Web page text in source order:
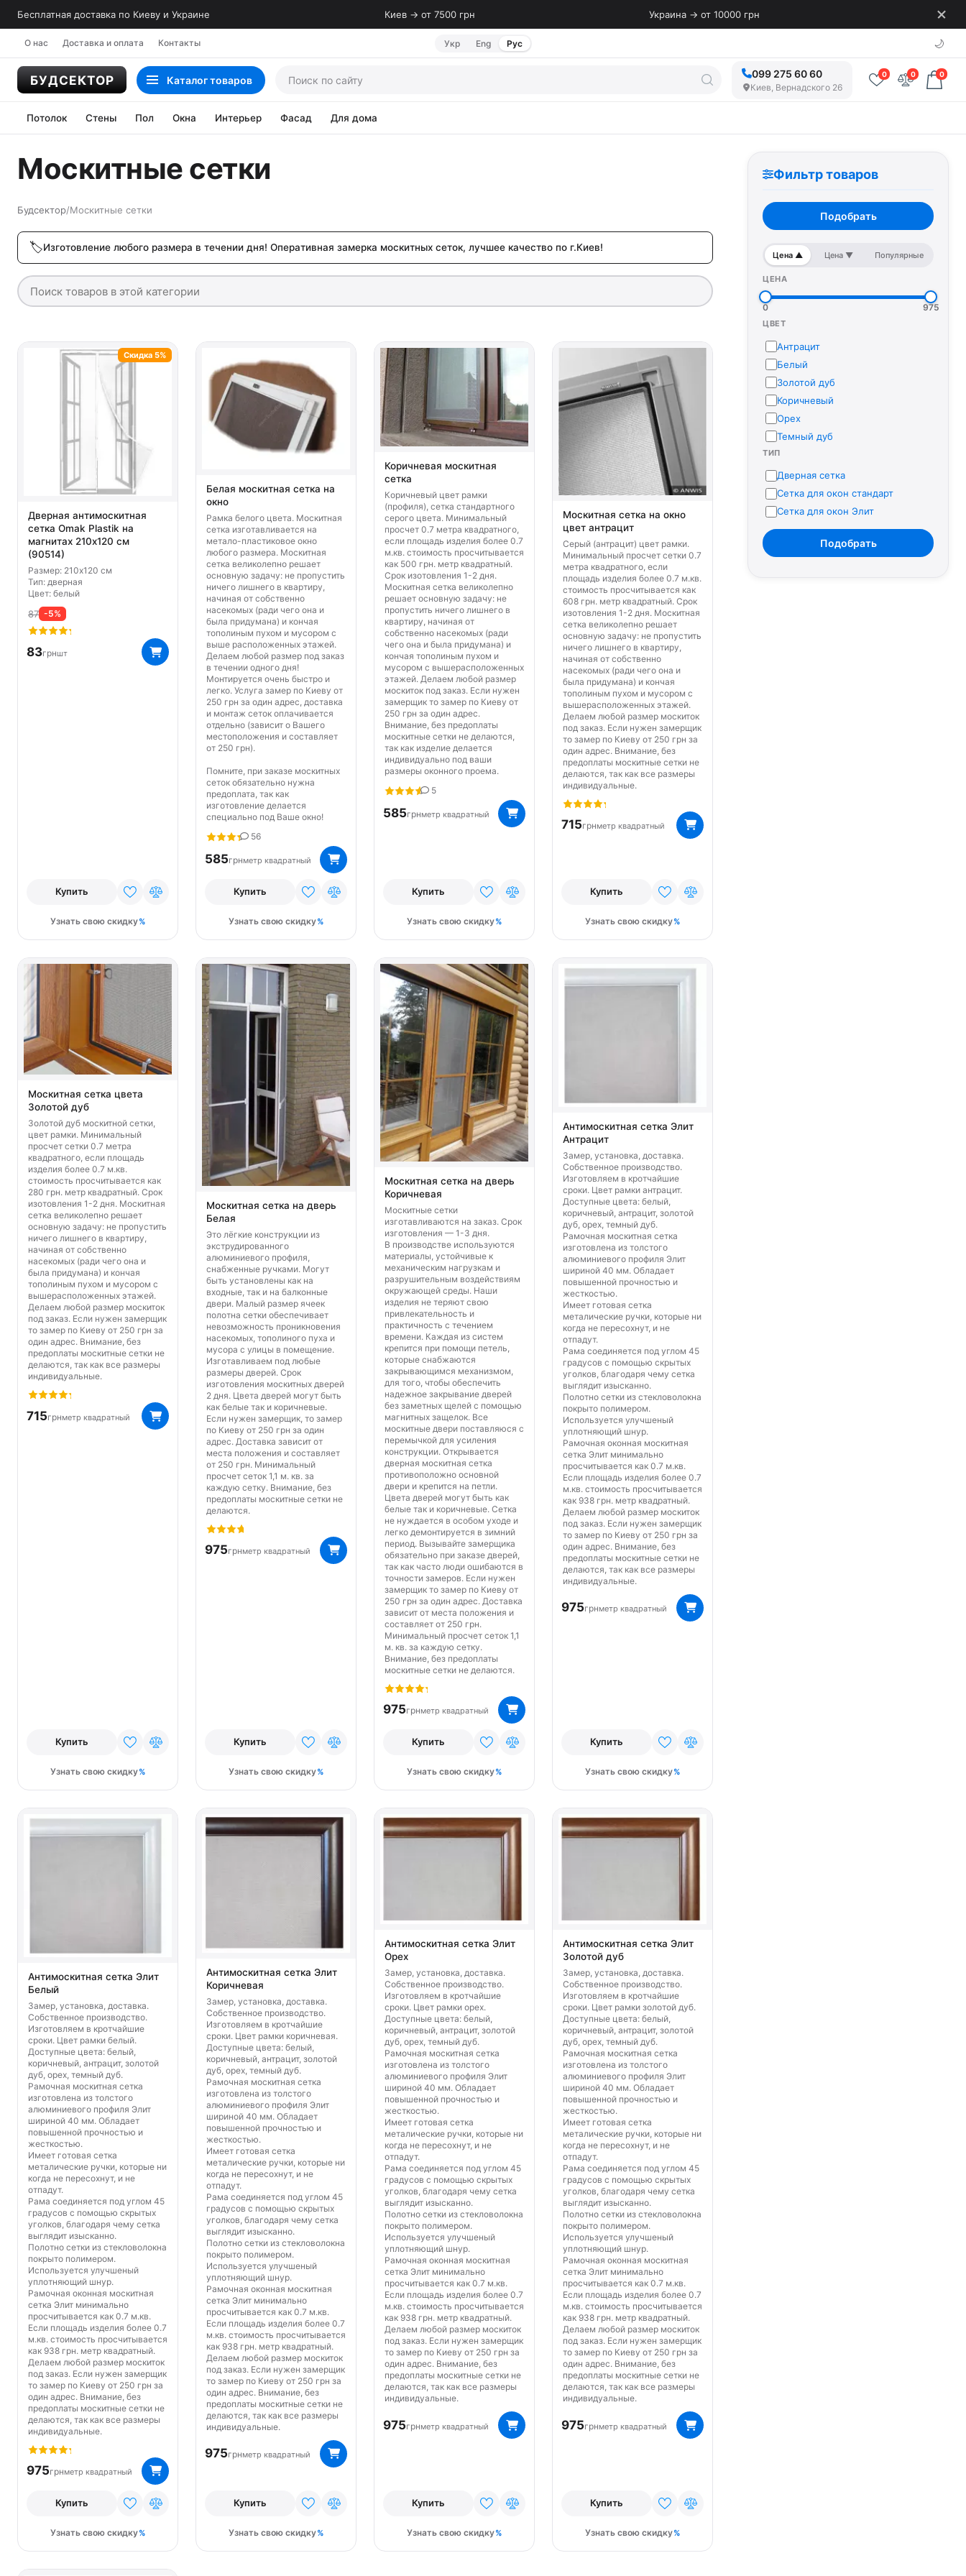
Бесплатная доставка по Киеву и Украине Киев → от 7500 грн Украина → от 10000 грн
О нас Доставка и оплата Контакты Укр Eng Рус 🌙
Каталогтоваров
099 275 60 60
Киев, Вернадского 26
0 0 0
Потолок Стены Пол Окна Интерьер Фасад Для дома
Москитные сетки
Будсектор/Москитные сетки
Изготовление любого размера в течении дня! Оперативная замерка москитных сеток, лучшее качество по г.Киев!
Дверная антимоскитная
сетка Omak Plastik на
магнитах 210x120 см
(90514)
Размер: 210x120 см
Тип: дверная
Цвет: белый
87 -5%
83грншт
Купить
Узнать свою скидку
Скидка 5%
Белая москитная сетка на
окно
Рамка белого цвета. Москитная
сетка изготавливается на
метало-пластиковое окно
любого размера. Москитная
сетка великолепно решает
основную задачу: не пропустить
ничего лишнего в квартиру,
начиная от собственно
насекомых (ради чего она и
была придумана) и кончая
тополиным пухом и мусором с
выше расположенных этажей.
Делаем любой размер под заказ
в течении одного дня!
Монтируется очень быстро и
легко. Услуга замер по Киеву от
250 грн за один адрес, доставка
и монтаж сеток оплачивается
отдельно (зависит о Вашего
местоположения и составляет
от 250 грн).
Помните, при заказе москитных
сеток обязательно нужна
предоплата, так как
изготовление делается
специально под Ваше окно!
56
585грнметр квадратный
Купить
Узнать свою скидку
Коричневая москитная
сетка
Коричневый цвет рамки
(профиля), сетка стандартного
серого цвета. Минимальный
просчет 0.7 метра квадратного,
если площадь изделия более 0.7
м.кв. стоимость просчитывается
как 500 грн. метр квадратный.
Срок изотовления 1-2 дня.
Москитная сетка великолепно
решает основную задачу: не
пропустить ничего лишнего в
квартиру, начиная от
собственно насекомых (ради
чего она и была придумана) и
кончая тополиным пухом и
мусором с вышерасположенных
этажей. Делаем любой размер
москиток под заказ. Если нужен
замерщик то замер по Киеву от
250 грн за один адрес.
Внимание, без предоплаты
москитные сетки не делаются,
так как изделие делается
индивидуально под ваши
размеры оконного проема.
5
585грнметр квадратный
Купить
Узнать свою скидку
Москитная сетка на окно
цвет антрацит
Серый (антрацит) цвет рамки.
Минимальный просчет сетки 0.7
метра квадратного, если
площадь изделия более 0.7 м.кв.
стоимость просчитывается как
608 грн. метр квадратный. Срок
изотовления 1-2 дня. Москитная
сетка великолепно решает
основную задачу: не пропустить
ничего лишнего в квартиру,
начиная от собственно
насекомых (ради чего она и
была придумана) и кончая
тополиным пухом и мусором с
вышерасположенных этажей.
Делаем любой размер москиток
под заказ. Если нужен замерщик
то замер по Киеву от 250 грн за
один адрес. Внимание, без
предоплаты москитные сетки не
делаются, так как все размеры
индивидуальные.
715грнметр квадратный
Купить
Узнать свою скидку
Москитная сетка цвета
Золотой дуб
Золотой дуб москитной сетки,
цвет рамки. Минимальный
просчет сетки 0.7 метра
квадратного, если площадь
изделия более 0.7 м.кв.
стоимость просчитывается как
280 грн. метр квадратный. Срок
изотовления 1-2 дня. Москитная
сетка великолепно решает
основную задачу: не пропустить
ничего лишнего в квартиру,
начиная от собственно
насекомых (ради чего она и
была придумана) и кончая
тополиным пухом и мусором с
вышерасположенных этажей.
Делаем любой размер москиток
под заказ. Если нужен замерщик
то замер по Киеву от 250 грн за
один адрес. Внимание, без
предоплаты москитные сетки не
делаются, так как все размеры
индивидуальные.
715грнметр квадратный
Купить
Узнать свою скидку
Москитная сетка на дверь
Белая
Это лёгкие конструкции из
экструдированного
алюминиевого профиля,
снабженные ручками. Могут
быть установлены как на
входные, так и на балконные
двери. Малый размер ячеек
полотна сетки обеспечивает
невозможность проникновения
насекомых, тополиного пуха и
мусора с улицы в помещение.
Изготавливаем под любые
размеры дверей. Срок
изготовления москитных дверей
2 дня. Цвета дверей могут быть
как белые так и коричневые.
Если нужен замерщик, то замер
по Киеву от 250 грн за один
адрес. Доставка зависит от
места положения и составляет
от 250 грн. Минимальный
просчет сеток 1,1 м. кв. за
каждую сетку. Внимание, без
предоплаты москитные сетки не
делаются.
975грнметр квадратный
Купить
Узнать свою скидку
Москитная сетка на дверь
Коричневая
Москитные сетки
изготавливаются на заказ. Срок
изготовления — 1-3 дня.
В производстве используются
материалы, устойчивые к
механическим нагрузкам и
разрушительным воздействиям
окружающей среды. Наши
изделия не теряют свою
привлекательность и
практичность с течением
времени. Каждая из систем
крепится при помощи петель,
которые снабжаются
закрывающимся механизмом,
для того, чтобы обеспечить
надежное закрывание дверей
без заметных щелей с помощью
магнитных защелок. Все
москитные двери поставляюся с
перемычкой для усиления
конструкции. Открывается
дверная москитная сетка
противоположно основной
двери и крепится на петли.
Цвета дверей могут быть как
белые так и коричневые. Сетка
не нуждается в особом уходе и
легко демонтируется в зимний
период. Вызывайте замерщика
обязательно при заказе дверей,
так как часто люди ошибаются в
точности замеров. Если нужен
замерщик то замер по Киеву от
250 грн за один адрес. Доставка
зависит от места положения и
составляет от 250 грн.
Минимальный просчет сеток 1,1
м. кв. за каждую сетку.
Внимание, без предоплаты
москитные сетки не делаются.
975грнметр квадратный
Купить
Узнать свою скидку
Антимоскитная сетка Элит
Антрацит
Замер, установка, доставка.
Собственное производство.
Изготовляем в кротчайшие
сроки. Цвет рамки антрацит.
Доступные цвета: белый,
коричневый, антрацит, золотой
дуб, орех, темный дуб.
Рамочная москитная сетка
изготовлена из толстого
алюминиевого профиля Элит
шириной 40 мм. Обладает
повышенной прочностью и
жесткостью.
Имеет готовая сетка
металические ручки, которые ни
когда не пересохнут, и не
отпадут.
Рама соединяется под углом 45
градусов с помощью скрытых
уголков, благодаря чему сетка
выглядит изысканно.
Полотно сетки из стекловолокна
покрыто полимером.
Используется улучшеный
уплотняющий шнур.
Рамочная оконная москитная
сетка Элит минимально
просчитывается как 0.7 м.кв.
Если площадь изделия более 0.7
м.кв. стоимость просчитывается
как 938 грн. метр квадратный.
Делаем любой размер москиток
под заказ. Если нужен замерщик
то замер по Киеву от 250 грн за
один адрес. Внимание, без
предоплаты москитные сетки не
делаются, так как все размеры
индивидуальные.
975грнметр квадратный
Купить
Узнать свою скидку
Антимоскитная сетка Элит
Белый
Замер, установка, доставка.
Собственное производство.
Изготовляем в кротчайшие
сроки. Цвет рамки белый.
Доступные цвета: белый,
коричневый, антрацит, золотой
дуб, орех, темный дуб.
Рамочная москитная сетка
изготовлена из толстого
алюминиевого профиля Элит
шириной 40 мм. Обладает
повышенной прочностью и
жесткостью.
Имеет готовая сетка
металические ручки, которые ни
когда не пересохнут, и не
отпадут.
Рама соединяется под углом 45
градусов с помощью скрытых
уголков, благодаря чему сетка
выглядит изысканно.
Полотно сетки из стекловолокна
покрыто полимером.
Используется улучшеный
уплотняющий шнур.
Рамочная оконная москитная
сетка Элит минимально
просчитывается как 0.7 м.кв.
Если площадь изделия более 0.7
м.кв. стоимость просчитывается
как 938 грн. метр квадратный.
Делаем любой размер москиток
под заказ. Если нужен замерщик
то замер по Киеву от 250 грн за
один адрес. Внимание, без
предоплаты москитные сетки не
делаются, так как все размеры
индивидуальные.
975грнметр квадратный
Купить
Узнать свою скидку
Антимоскитная сетка Элит
Коричневая
Замер, установка, доставка.
Собственное производство.
Изготовляем в кротчайшие
сроки. Цвет рамки коричневая.
Доступные цвета: белый,
коричневый, антрацит, золотой
дуб, орех, темный дуб.
Рамочная москитная сетка
изготовлена из толстого
алюминиевого профиля Элит
шириной 40 мм. Обладает
повышенной прочностью и
жесткостью.
Имеет готовая сетка
металические ручки, которые ни
когда не пересохнут, и не
отпадут.
Рама соединяется под углом 45
градусов с помощью скрытых
уголков, благодаря чему сетка
выглядит изысканно.
Полотно сетки из стекловолокна
покрыто полимером.
Используется улучшеный
уплотняющий шнур.
Рамочная оконная москитная
сетка Элит минимально
просчитывается как 0.7 м.кв.
Если площадь изделия более 0.7
м.кв. стоимость просчитывается
как 938 грн. метр квадратный.
Делаем любой размер москиток
под заказ. Если нужен замерщик
то замер по Киеву от 250 грн за
один адрес. Внимание, без
предоплаты москитные сетки не
делаются, так как все размеры
индивидуальные.
975грнметр квадратный
Купить
Узнать свою скидку
Антимоскитная сетка Элит
Орех
Замер, установка, доставка.
Собственное производство.
Изготовляем в кротчайшие
сроки. Цвет рамки орех.
Доступные цвета: белый,
коричневый, антрацит, золотой
дуб, орех, темный дуб.
Рамочная москитная сетка
изготовлена из толстого
алюминиевого профиля Элит
шириной 40 мм. Обладает
повышенной прочностью и
жесткостью.
Имеет готовая сетка
металические ручки, которые ни
когда не пересохнут, и не
отпадут.
Рама соединяется под углом 45
градусов с помощью скрытых
уголков, благодаря чему сетка
выглядит изысканно.
Полотно сетки из стекловолокна
покрыто полимером.
Используется улучшеный
уплотняющий шнур.
Рамочная оконная москитная
сетка Элит минимально
просчитывается как 0.7 м.кв.
Если площадь изделия более 0.7
м.кв. стоимость просчитывается
как 938 грн. метр квадратный.
Делаем любой размер москиток
под заказ. Если нужен замерщик
то замер по Киеву от 250 грн за
один адрес. Внимание, без
предоплаты москитные сетки не
делаются, так как все размеры
индивидуальные.
975грнметр квадратный
Купить
Узнать свою скидку
Антимоскитная сетка Элит
Золотой дуб
Замер, установка, доставка.
Собственное производство.
Изготовляем в кротчайшие
сроки. Цвет рамки золотой дуб.
Доступные цвета: белый,
коричневый, антрацит, золотой
дуб, орех, темный дуб.
Рамочная москитная сетка
изготовлена из толстого
алюминиевого профиля Элит
шириной 40 мм. Обладает
повышенной прочностью и
жесткостью.
Имеет готовая сетка
металические ручки, которые ни
когда не пересохнут, и не
отпадут.
Рама соединяется под углом 45
градусов с помощью скрытых
уголков, благодаря чему сетка
выглядит изысканно.
Полотно сетки из стекловолокна
покрыто полимером.
Используется улучшеный
уплотняющий шнур.
Рамочная оконная москитная
сетка Элит минимально
просчитывается как 0.7 м.кв.
Если площадь изделия более 0.7
м.кв. стоимость просчитывается
как 938 грн. метр квадратный.
Делаем любой размер москиток
под заказ. Если нужен замерщик
то замер по Киеву от 250 грн за
один адрес. Внимание, без
предоплаты москитные сетки не
делаются, так как все размеры
индивидуальные.
975грнметр квадратный
Купить
Узнать свою скидку
Фильтр товаров
Подобрать
Цена ▲ Цена ▼ Популярные
ЦЕНА
0 975
ЦВЕТ
Антрацит
Белый
Золотой дуб
Коричневый
Орех
Темный дуб
ТИП
Дверная сетка
Сетка для окон стандарт
Сетка для окон Элит
Подобрать